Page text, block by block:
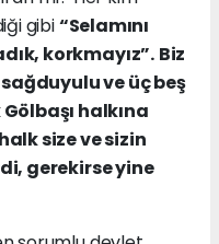
gibi“Selamını
korkmayız”. Biz
ve üç beş
halkına
size ve sizin
gerekirse yine